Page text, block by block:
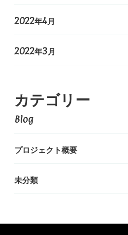
2022年4月
2022年3月
カテゴリー
Blog
プロジェクト概要
未分類